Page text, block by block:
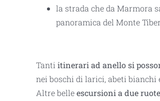
la strada che da Marmora
panoramica del Monte
Tanti itinerari ad anello si
nei boschi di larici, abeti
Altre belleescursioni a due ruote